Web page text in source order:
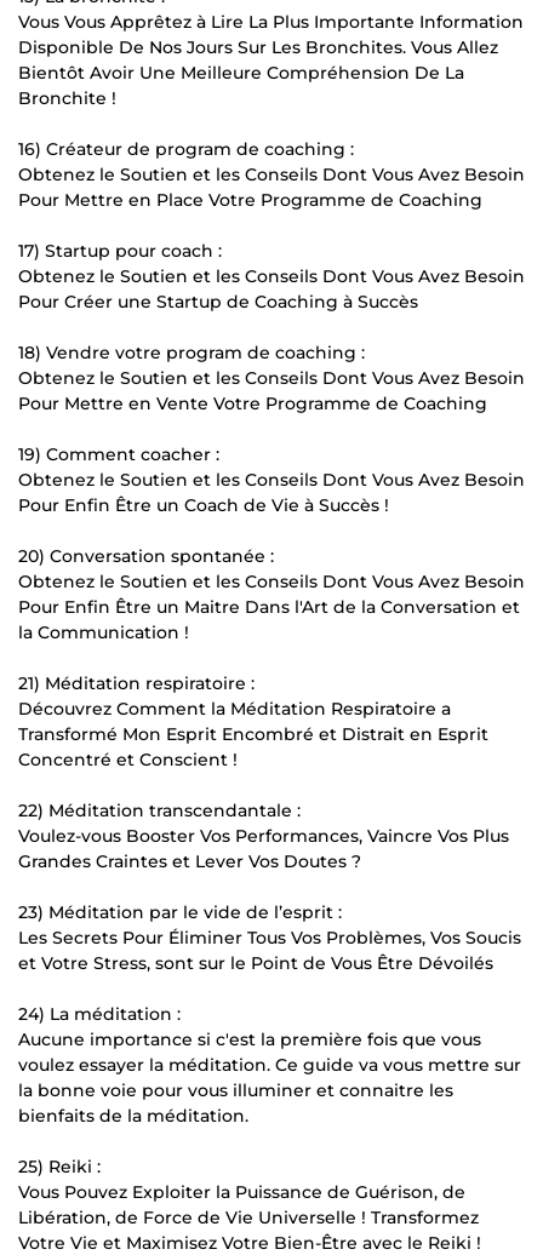
Vous Vous Apprêtez à Lire La Plus Importante Information
Disponible De Nos Jours Sur Les Bronchites. Vous Allez
Bientôt Avoir Une Meilleure Compréhension De La
Bronchite !
16) Créateur de program de coaching :
Obtenez le Soutien et les Conseils Dont Vous Avez Besoin
Pour Mettre en Place Votre Programme de Coaching
17) Startup pour coach :
Obtenez le Soutien et les Conseils Dont Vous Avez Besoin
Pour Créer une Startup de Coaching à Succès
18) Vendre votre program de coaching :
Obtenez le Soutien et les Conseils Dont Vous Avez Besoin
Pour Mettre en Vente Votre Programme de Coaching
19) Comment coacher :
Obtenez le Soutien et les Conseils Dont Vous Avez Besoin
Pour Enfin Être un Coach de Vie à Succès !
20) Conversation spontanée :
Obtenez le Soutien et les Conseils Dont Vous Avez Besoin
Pour Enfin Être un Maitre Dans l'Art de la Conversation et
la Communication !
21) Méditation respiratoire :
Découvrez Comment la Méditation Respiratoire a
Transformé Mon Esprit Encombré et Distrait en Esprit
Concentré et Conscient !
22) Méditation transcendantale :
Voulez-vous Booster Vos Performances, Vaincre Vos Plus
Grandes Craintes et Lever Vos Doutes ?
23) Méditation par le vide de l’esprit :
Les Secrets Pour Éliminer Tous Vos Problèmes, Vos Soucis
et Votre Stress, sont sur le Point de Vous Être Dévoilés
24) La méditation :
Aucune importance si c'est la première fois que vous
voulez essayer la méditation. Ce guide va vous mettre sur
la bonne voie pour vous illuminer et connaitre les
bienfaits de la méditation.
25) Reiki :
Vous Pouvez Exploiter la Puissance de Guérison, de
Libération, de Force de Vie Universelle ! Transformez
Votre Vie et Maximisez Votre Bien-Être avec le Reiki !